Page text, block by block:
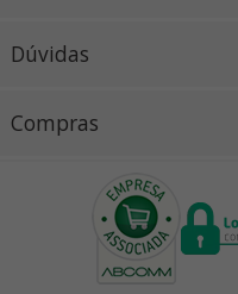
Dúvidas
Compras